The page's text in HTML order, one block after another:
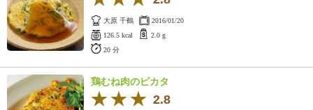
大原 千鶴
2016/01/20
126.5 kcal
2.0 g
20 分
鶏むね肉のピカタ
2.8